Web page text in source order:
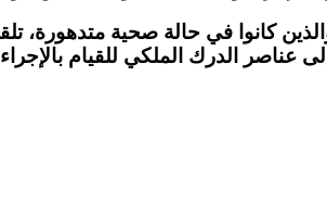
كانوا في حالة صحية متدهورة،
الدرك الملكي للقيام